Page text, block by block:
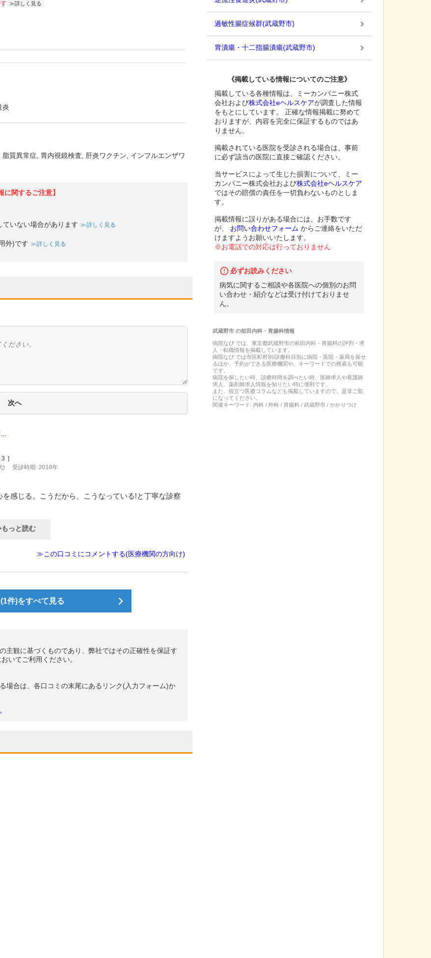
詳しく見る
炎
脂質異常症 胃内視鏡検査 肝炎ワクチン
インフルエンザワ
に関するご注意】
いない場合があります 詳しく見る
外)です 詳しく見る
3 ]
) 受診時期: 2018年
感じる。こうだから、こうなっている!と丁寧な診察
もっと読む
≫この口コミにコメントする(医療機関の方向け)
件)をすべて見る
主観に基づくものであり、弊社ではその正確性を保証す
いてご利用ください。
場合は、各口コミの末尾にあるリンク(入力フォーム)か
過敏性腸症候群(武蔵野市)
胃潰瘍・十二指腸潰瘍(武蔵野市)
《掲載している情報についてのご注意》
掲載している各種情報は、ミーカンパニー株式
会社および株式会社eヘルスケアが調査した情報
をもとにしています。 正確な情報掲載に努めて
おりますが、内容を完全に保証するものではあ
りません。
掲載されている医院を受診される場合は、事前
に必ず該当の医院に直接ご確認ください。
当サービスによって生じた損害について、ミー
カンパニー株式会社および株式会社eヘルスケア
ではその賠償の責任を一切負わないものとしま
す。
掲載情報に誤りがある場合には、お手数です
が、
お問い合わせフォーム からご連絡をいただ
けますようお願いいたします。
※お電話での対応は行っておりません
必ずお読みください
病気に関するご相談や各医院への個別のお問
い合わせ・紹介などは受け付けておりませ
ん。
武蔵野市の前田内科・胃腸科情報
病院なび では、 東京都武蔵野市の前田内科・胃腸科の評判・求
人・転職情報を掲載しています。
病院なび では市区町村別/診療科目別に病院・医院・薬局を探せ
るほか、予約ができる医療機関や、キーワードでの検索も可能
です。
病院を探したい時、診療時間を調べたい時、医師求人や看護師
求人、薬剤師求人情報を知りたい時に便利です。
また、役立つ医療コラムなども掲載していますので、是非ご覧
になってください。
関連キーワード: 内科 / 外科 / 胃腸科 / 武蔵野市 / かかりつけ